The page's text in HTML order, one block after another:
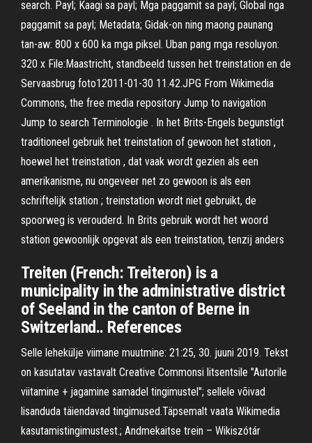
search. Payl; Kaagi sa payl; Mga paggamit sa payl; Global nga
paggamit sa payl; Metadata; Gidak-on ning maong paunang
tan-aw: 800 x 600 ka mga piksel. Uban pang mga resoluyon:
320 x File:Maastricht, standbeeld tussen het treinstation en de
Servaasbrug foto12011-01-30 11.42.JPG From Wikimedia
Commons, the free media repository Jump to navigation
Jump to search Terminologie . In het Brits-Engels begunstigt
traditioneel gebruik het treinstation of gewoon het station ,
hoewel het treinstation , dat vaak wordt gezien als een
amerikanisme, nu ongeveer net zo gewoon is als een
schriftelijk station ; treinstation wordt niet gebruikt, de
spoorweg is verouderd. In Brits gebruik wordt het woord
station gewoonlijk opgevat als een treinstation, tenzij anders
Treiten (French: Treiteron) is a
municipality in the administrative district
of Seeland in the canton of Berne in
Switzerland.. References
Selle lehekülje viimane muutmine: 21:25, 30. juuni 2019. Tekst
on kasutatav vastavalt Creative Commonsi litsentsile "Autorile
viitamine + jagamine samadel tingimustel"; sellele võivad
lisanduda täiendavad tingimused.Täpsemalt vaata Wikimedia
kasutamistingimustest.; Andmekaitse trein – Wikiszótár